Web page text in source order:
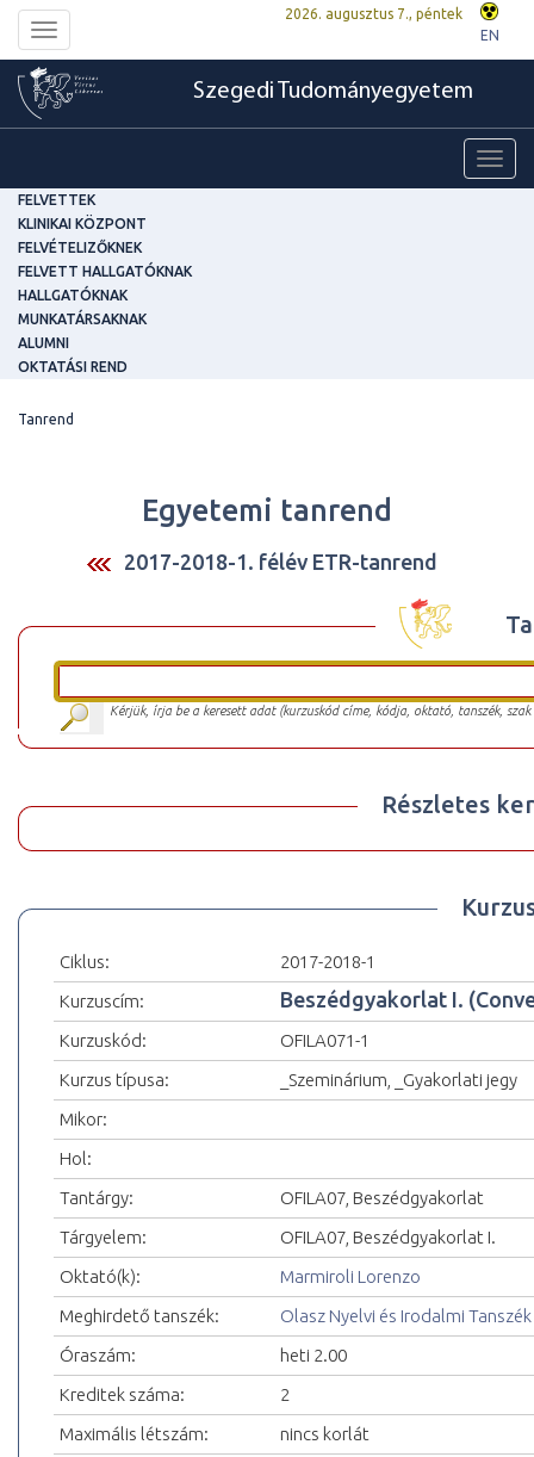
Toggle
navigation
2026. augusztus 7., péntek
EN
Szegedi Tudományegyetem
FELVETTEK
KLINIKAI KÖZPONT
FELVÉTELIZŐKNEK
FELVETT HALLGATÓKNAK
HALLGATÓKNAK
MUNKATÁRSAKNAK
ALUMNI
OKTATÁSI REND
Tanrend
Egyetemi tanrend
2017-2018-1. félév ETR-tanrend
Kérjük, írja be a keresett adat (kurzuskód címe, kódja, oktató, tanszék,
Részletes
Ciklus:
2017-2018-1
Kurzuscím:
Beszédgyakorlat I.
Kurzuskód:
OFILA071-1
Kurzus típusa:
_Szeminárium, _Gyakorlati jegy
Mikor:
Hol:
Tantárgy:
OFILA07, Beszédgyakorlat
Tárgyelem:
OFILA07, Beszédgyakorlat I.
Oktató(k):
Marmiroli Lorenzo
Meghirdető tanszék:
Olasz Nyelvi és Irodalmi Tanszék
Óraszám:
heti 2.00
Kreditek száma:
2
Maximális létszám:
nincs korlát